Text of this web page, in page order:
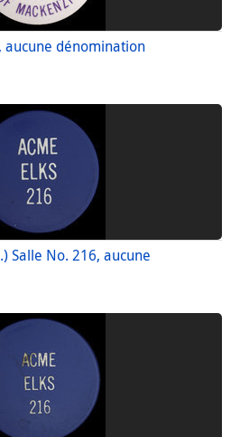
aucune dénomination
Salle No. 216, aucune